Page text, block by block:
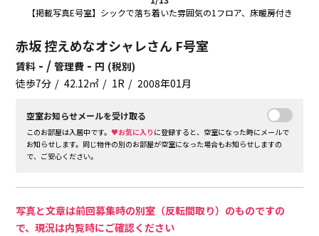
【掲載写真E号室】シックで落ち着いた雰囲気の1フロア、床暖房付き
赤坂 控えめなオシャレさん F号室
賃料 - /管理費 - 円 (税別)
徒歩7分
42.12㎡ 1R 2008年01月
空室お知らせメールを受け取る
このお部屋は入居中です。♥お気に入り に登録すると、空室になった時にメールで
お知らせします。同じ物件の別のお部屋が空室になった場合もお知らせしますの
で、ご安心ください。
写真と文章は前回募集時の別室（反転間取り）のものですの
で、現況は内覧時にご確認ください